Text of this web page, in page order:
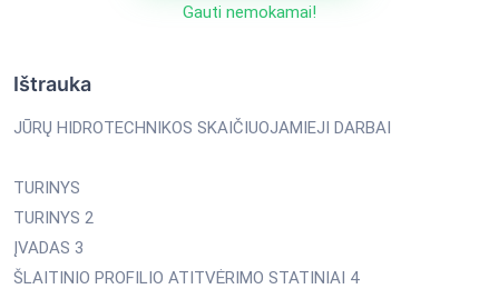
Gauti nemokamai!
Ištrauka
JŪRŲ HIDROTECHNIKOS SKAIČIUOJAMIEJI DARBAI
TURINYS
TURINYS 2
ĮVADAS 3
ŠLAITINIO PROFILIO ATITVĖRIMO STATINIAI 4